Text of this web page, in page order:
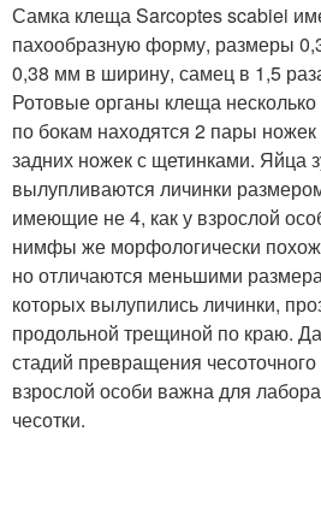
Самка клеща Sarcoptes scabiei
пахообразную форму, размеры
0,38 мм в ширину, самец в 1,5
Ротовые органы клеща
по бокам находятся 2 пары
задних ножек с щетинками. Яйца
вылупливаются личинки
имеющие не 4, как у взрослой
нимфы же морфологически
но отличаются меньшими
которых вылупились личинки,
продольной трещиной по краю.
стадий превращения
взрослой особи важна для
чесотки.